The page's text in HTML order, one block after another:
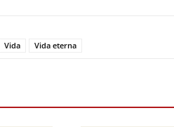
Vida Vida eterna